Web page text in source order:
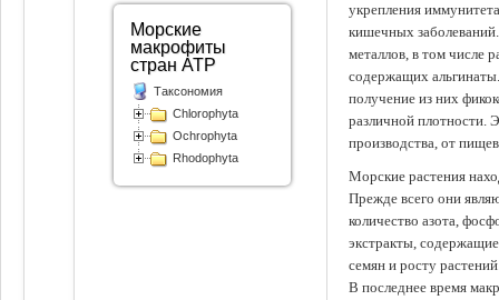
укрепления
кишечных
металлов, в том числе
содержащих
получение из них
различной плотности.
производства, от
Морские растения
Прежде всего они
количество азота,
экстракты,
семян и росту
В последнее время
Морские
макрофиты
стран АТР
Таксономия
Chlorophyta
Ochrophyta
Rhodophyta